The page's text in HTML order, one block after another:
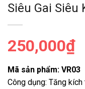
Siêu Gai Siêu
250,000₫
Mã sản phẩm: VR03
Công dụng: Tăng